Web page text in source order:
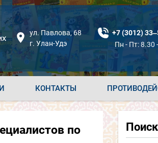
ул. Павлова, 68
г. Улан-Удэ
+7 (3012)
Пн - Пт: 8.30
КОНТАКТЫ
по
Поиск